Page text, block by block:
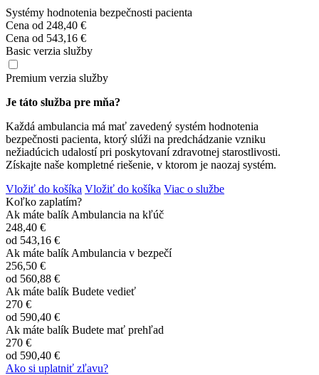
Systémy hodnotenia bezpečnosti pacienta
Cena od 248,40 €
Cena od 543,16 €
Basic verzia služby
Premium verzia služby
Je táto služba pre mňa?
Každá ambulancia má mať zavedený systém hodnotenia
bezpečnosti pacienta, ktorý slúži na predchádzanie vzniku
nežiadúcich udalostí pri poskytovaní zdravotnej starostlivosti.
Získajte naše kompletné riešenie, v ktorom je naozaj systém.
Vložiť do košíka Vložiť do košíka Viac o službe
Koľko zaplatím?
Ak máte balík Ambulancia na kľúč
248,40 €
od 543,16 €
Ak máte balík Ambulancia v bezpečí
256,50 €
od 560,88 €
Ak máte balík Budete vedieť
270 €
od 590,40 €
Ak máte balík Budete mať prehľad
270 €
od 590,40 €
Ako si uplatniť zľavu?